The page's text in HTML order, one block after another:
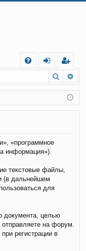
Q
д
г
ис
тр
Поиск
«программное
информация»).
текстовые файлы,
(в дальнейшем
для
документа, целью
на форум.
регистрации в